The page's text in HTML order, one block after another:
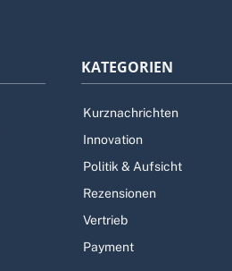
KATEGORIEN
Kurznachrichten
Innovation
Politik & Aufsicht
Rezensionen
Vertrieb
Payment